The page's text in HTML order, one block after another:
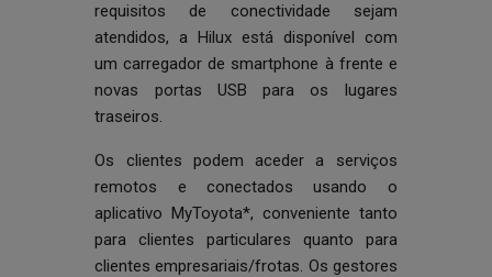
requisitos de conectividade sejam
atendidos, a Hilux está disponível com
um carregador de smartphone à frente e
novas portas USB para os lugares
traseiros.
Os clientes podem aceder a serviços
remotos e conectados usando o
aplicativo MyToyota*, conveniente tanto
para clientes particulares quanto para
clientes empresariais/frotas. Os gestores